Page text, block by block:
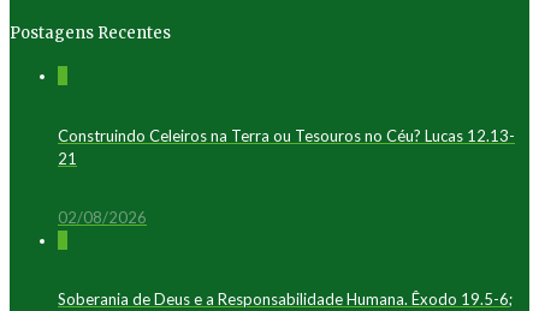
Postagens Recentes
Construindo Celeiros na Terra ou Tesouros no Céu? Lucas 12.13-
21
02/08/2026
Soberania de Deus e a Responsabilidade Humana. Êxodo 19.5-6;